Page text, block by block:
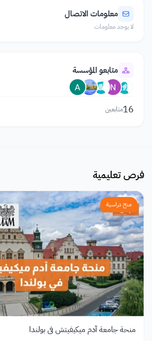
معلومات الاتصال
لا يوجد معلومات
متابعو المؤسسة
16متابعين
فرص تعليمية
منح دراسية
منحة جامعة آدم ميكيفيتش في بولندا